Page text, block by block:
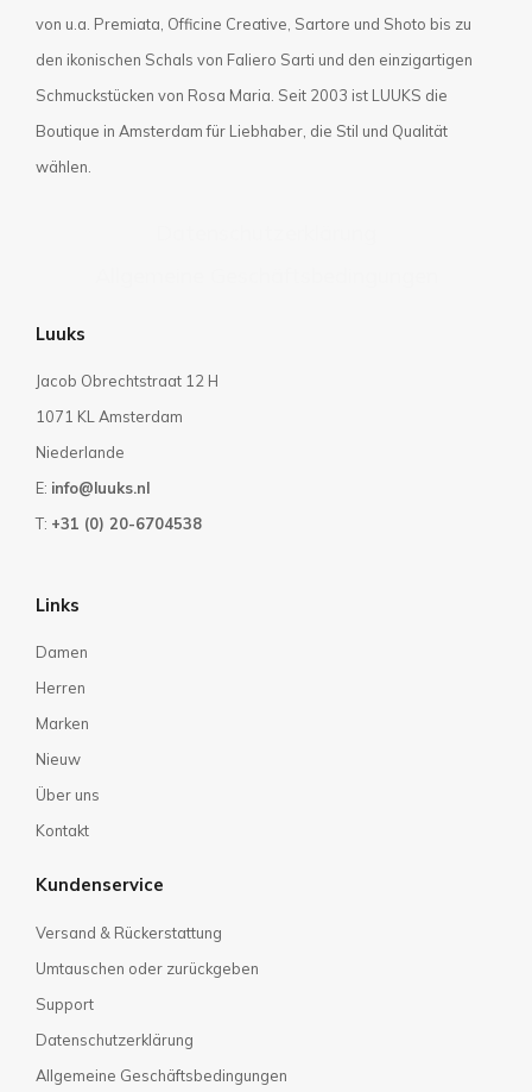
von u.a. Premiata, Officine Creative, Sartore und Shoto bis zu
den ikonischen Schals von Faliero Sarti und den einzigartigen
Schmuckstücken von Rosa Maria. Seit 2003 ist LUUKS die
Boutique in Amsterdam für Liebhaber, die Stil und Qualität
wählen.
Luuks
Jacob Obrechtstraat 12 H
1071 KL Amsterdam
Niederlande
E: info@luuks.nl
T: +31 (0) 20-6704538
Links
Damen
Herren
Marken
Nieuw
Über uns
Kontakt
Kundenservice
Versand & Rückerstattung
Umtauschen oder zurückgeben
Support
Datenschutzerklärung
Allgemeine Geschäftsbedingungen